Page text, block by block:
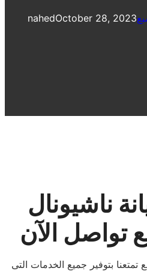
nahedOctober 28, 2023
ناشيونال
تواصل الآن
تمتعنا بتوفير جميع الخدمات التى